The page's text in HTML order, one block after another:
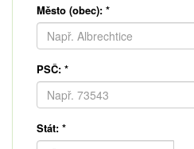
Město (obec): *
PSČ: *
Stát: *